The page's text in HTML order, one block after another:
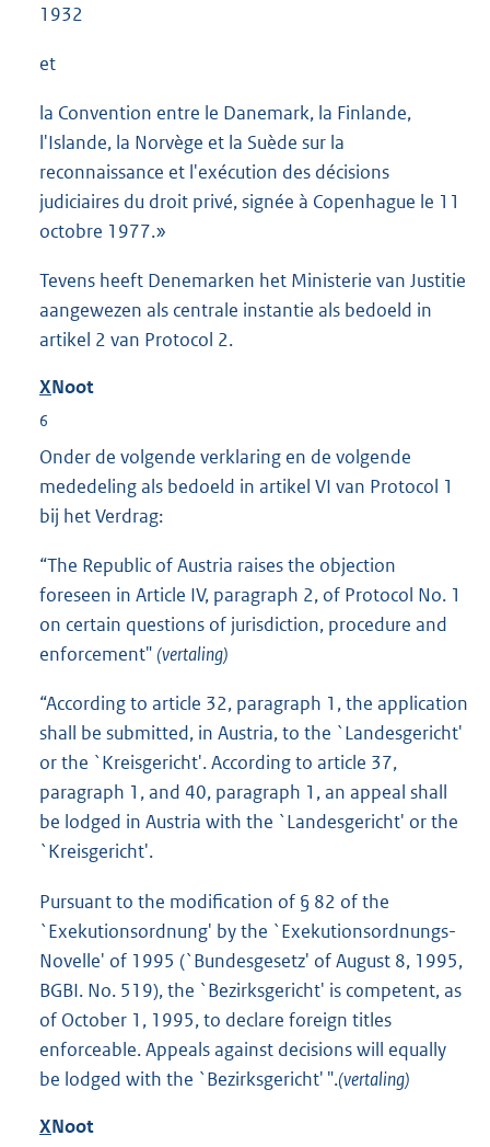
1932
et
la Convention entre le Danemark, la Finlande,
l'Islande, la Norvège et la Suède sur la
reconnaissance et l'exécution des décisions
judiciaires du droit privé, signée à Copenhague le 11
octobre 1977.»
Tevens heeft Denemarken het Ministerie van Justitie
aangewezen als centrale instantie als bedoeld in
artikel 2 van Protocol 2.
XNoot
6
Onder de volgende verklaring en de volgende
mededeling als bedoeld in artikel VI van Protocol 1
bij het Verdrag:
“The Republic of Austria raises the objection
foreseen in Article IV, paragraph 2, of Protocol No. 1
on certain questions of jurisdiction, procedure and
enforcement" (vertaling)
“According to article 32, paragraph 1, the application
shall be submitted, in Austria, to the `Landesgericht'
or the `Kreisgericht'. According to article 37,
paragraph 1, and 40, paragraph 1, an appeal shall
be lodged in Austria with the `Landesgericht' or the
`Kreisgericht'.
Pursuant to the modification of § 82 of the
`Exekutionsordnung' by the `Exekutionsordnungs-
Novelle' of 1995 (`Bundesgesetz' of August 8, 1995,
BGBI. No. 519), the `Bezirksgericht' is competent, as
of October 1, 1995, to declare foreign titles
enforceable. Appeals against decisions will equally
be lodged with the `Bezirksgericht' ".(vertaling)
XNoot